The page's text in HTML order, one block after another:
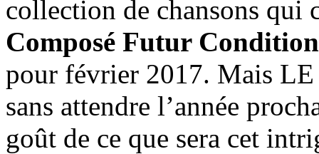
collection de chansons
Composé Futur
pour février 2017. Mais
sans attendre l’année
goût de ce que sera cet